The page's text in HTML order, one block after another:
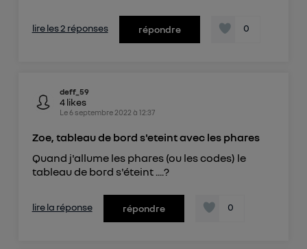
lire les 2 réponses répondre 0
deff_59
4likes
Le6 septembre 2022 à 12:37
Zoe, tableau de bord s'eteint avec les phares
Quand j'allume les phares (ou les codes) le
tableau de bord s'éteint ....?
lire la réponse répondre 0